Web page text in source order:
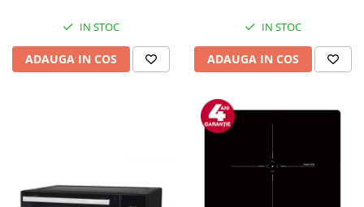
IN STOC
ADAUGA IN COS
IN STOC
ADAUGA IN COS